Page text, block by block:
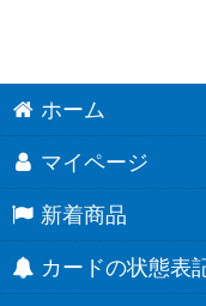
ホーム
マイページ
新着商品
カードの状態表